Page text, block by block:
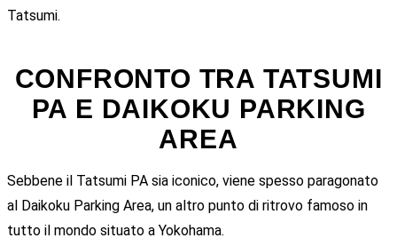
Tatsumi.
CONFRONTO TRA TATSUMI
PA E DAIKOKU PARKING
AREA
Sebbene il Tatsumi PA sia iconico, viene spesso paragonato
al Daikoku Parking Area, un altro punto di ritrovo famoso in
tutto il mondo situato a Yokohama.